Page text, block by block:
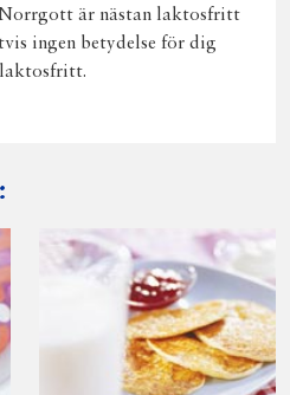
är nästan laktosfritt
ingen betydelse för dig